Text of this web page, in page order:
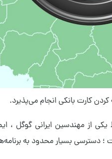
کارت بانکی انجام می‌پذیرد.
از مهندسین ایرانی گوگل ،
؛ دسترسی بسیار محدود به